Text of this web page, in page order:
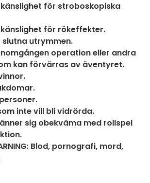
för stroboskopiska
känslighet för rökeffekter.
slutna utrymmen.
operation eller andra
kan förvärras av äventyret.
inte vill bli vidrörda.
sig obekväma med rollspel
Blod, pornografi, mord,